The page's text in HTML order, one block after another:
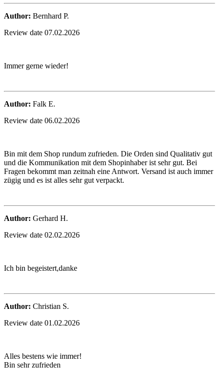
Author: Bernhard P.
Review date 07.02.2026
Immer gerne wieder!
Author: Falk E.
Review date 06.02.2026
Bin mit dem Shop rundum zufrieden. Die Orden sind Qualitativ gut
und die Kommunikation mit dem Shopinhaber ist sehr gut. Bei
Fragen bekommt man zeitnah eine Antwort. Versand ist auch immer
zügig und es ist alles sehr gut verpackt.
Author: Gerhard H.
Review date 02.02.2026
Ich bin begeistert,danke
Author: Christian S.
Review date 01.02.2026
Alles bestens wie immer!
Bin sehr zufrieden